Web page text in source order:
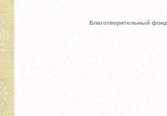
Благотворительный